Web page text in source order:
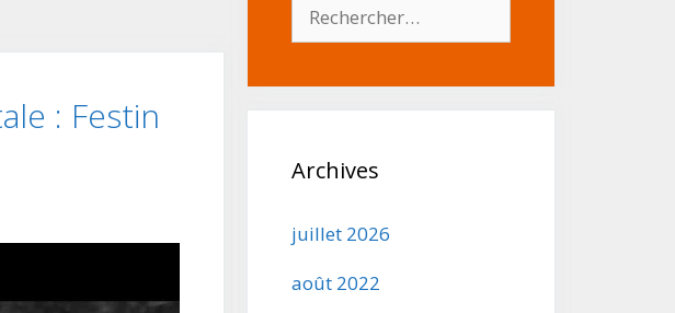
: Festin
Archives
juillet 2026
août 2022